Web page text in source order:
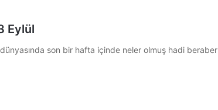
Eylül
son bir hafta içinde neler olmuş hadi beraber